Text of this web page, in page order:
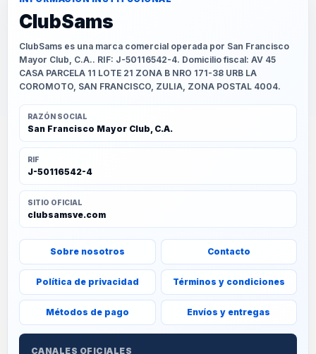
ClubSams
ClubSams es una marca comercial operada por San Francisco
Mayor Club, C.A.. RIF: J-50116542-4. Domicilio fiscal: AV 45
CASA PARCELA 11 LOTE 21 ZONA B NRO 171-38 URB LA
COROMOTO, SAN FRANCISCO, ZULIA, ZONA POSTAL 4004.
RAZÓN SOCIAL
San Francisco Mayor Club, C.A.
RIF
J-50116542-4
SITIO OFICIAL
clubsamsve.com
Sobre nosotros Contacto
Política de privacidad Términos y condiciones
Métodos de pago Envíos y entregas
CANALES OFICIALES